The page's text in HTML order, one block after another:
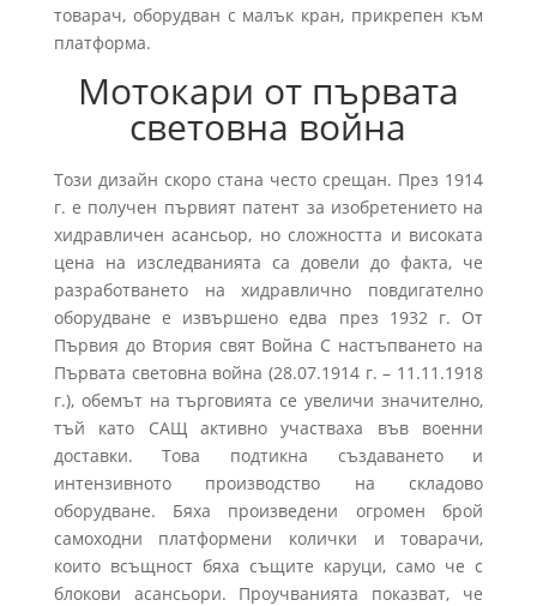
товарач, оборудван с малък кран, прикрепен към
платформа.
Мотокари от първата
световна война
Този дизайн скоро стана често срещан. През 1914
г. е получен първият патент за изобретението на
хидравличен асансьор, но сложността и високата
цена на изследванията са довели до факта, че
разработването на хидравлично повдигателно
оборудване е извършено едва през 1932 г. От
Първия до Втория свят Война С настъпването на
Първата световна война (28.07.1914 г. – 11.11.1918
г.), обемът на търговията се увеличи значително,
тъй като САЩ активно участваха във военни
доставки. Това подтикна създаването и
интензивното производство на складово
оборудване. Бяха произведени огромен брой
самоходни платформени колички и товарачи,
които всъщност бяха същите каруци, само че с
блокови асансьори. Проучванията показват, че